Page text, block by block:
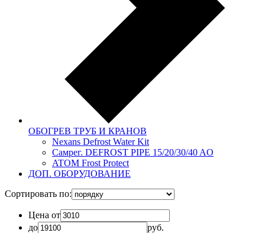
ОБОГРЕВ ТРУБ И КРАНОВ
Nexans Defrost Water Kit
Самрег. DEFROST PIPE 15/20/30/40 AO
ATOM Frost Protect
ДОП. ОБОРУДОВАНИЕ
Сортировать по:
Цена от
до
руб.